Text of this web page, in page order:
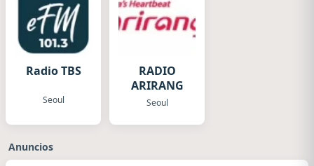
Radio TBS
Seoul
RADIO
ARIRANG
Seoul
Anuncios